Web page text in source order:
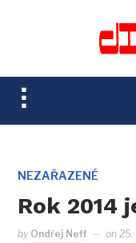
TOGGLE
SIDEBAR
NAVIGATION
NEZAŘAZENÉ
Rok 2014
by Ondřej Neff on25.